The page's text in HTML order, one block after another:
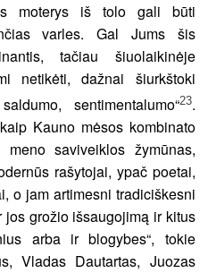
moterys iš tolo gali būti
varles. Gal Jums šis
tačiau šiuolaikinėje
netikėti, dažnai šiurkštoki
sentimentalumo“23.
Kauno mėsos kombinato
meno saviveiklos žymūnas,
rašytojai, ypač poetai,
o jam artimesni tradiciškesni
jos grožio išsaugojimą ir kitus
arba ir blogybes“, tokie
Vladas Dautartas, Juozas